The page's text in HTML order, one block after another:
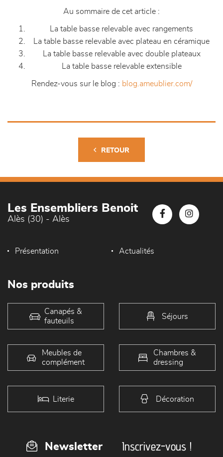
Au sommaire de cet article :
La table basse relevable avec rangements
La table basse relevable avec plateau en céramique
La table basse relevable avec double plateaux
La table basse relevable extensible
Rendez-vous sur le blog : blog.ameublier.com/
RETOUR
Les Ensembliers Benoit
Alès (30) - Alès
Présentation Actualités
Nos produits
Canapés &
fauteuils
Séjours
Meubles de
complément
Chambres &
dressing
Literie Décoration
Newsletter Inscrivez-vous !